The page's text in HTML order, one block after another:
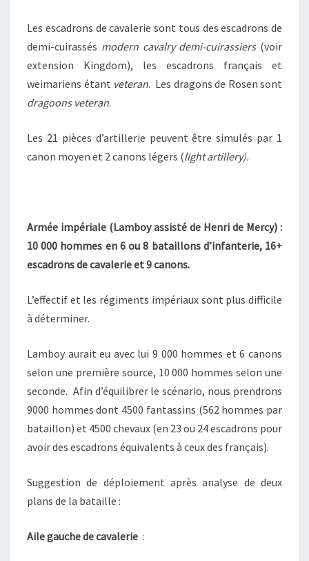
Les escadrons de cavalerie sont tous des escadrons de
demi-cuirassés modern cavalry demi-cuirassiers (voir
extension Kingdom), les escadrons français et
weimariens étant veteran. Les dragons de Rosen sont
dragoons veteran.
Les 21 pièces d’artillerie peuvent être simulés par 1
canon moyen et 2 canons légers (light artillery).
Armée impériale (Lamboy assisté de Henri de Mercy) :
10 000 hommes en 6 ou 8 bataillons d’infanterie, 16+
escadrons de cavalerie et 9 canons.
L’effectif et les régiments impériaux sont plus difficile
à déterminer.
Lamboy aurait eu avec lui 9 000 hommes et 6 canons
selon une première source, 10 000 hommes selon une
seconde. Afin d’équilibrer le scénario, nous prendrons
9000 hommes dont 4500 fantassins (562 hommes par
bataillon) et 4500 chevaux (en 23 ou 24 escadrons pour
avoir des escadrons équivalents à ceux des français).
Suggestion de déploiement après analyse de deux
plans de la bataille :
Aile gauche de cavalerie :